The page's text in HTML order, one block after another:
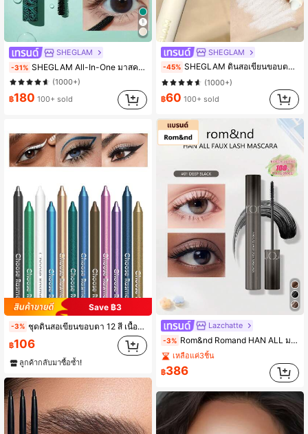
SHEGLAM
-31% SHEGLAM All-In-One มาสคาร่าเพิ่มความหนาและยาว เครื่องสำอางแบรนด์ความงามและเมคอัพสำหรับผู้หญิงและเด็กผู้หญิง
#4 ขายดี ใน การยืดตัว มาสคาร่า
(1000+)
#4 ขายดี ใน การยืดตัว มาสคาร่า
(1000+)
#4 ขายดี ใน การยืดตัว มาสคาร่า
(1000+)
฿180 100+ sold
Save ฿3
-3% ชุดดินสอเขียนขอบตา 12 สี เนื้อเนียน เม็ดสีเข้มข้น ติดทนนาน กันเลอะ สร้างลุคแต่งตาที่ประณีต เหมาะสำหรับลุคที่โดดเด่น งานปาร์ตี้ และลุคประจำวัน
฿106
ลูกค้ากลับมาซื้อซ้ำ!
SHEGLAM
-45% SHEGLAM ดินสอเขียนขอบตาสีขาวขนาดใหญ่และสว่างไสว
(1000+)
฿60 100+ sold
Lazchatte
-3% Rom&nd Romand HAN ALL มาสคาร่าขนตาปลอม เบอร์ 01 เพิ่มวอลลุ่ม ยืดขนตา งอน กันน้ำ ไม่เลอะ ไม่ซีด แปรงละเอียด เหมาะสำหรับมือใหม่ สไตล์เกาหลี Olive Young ของขวัญ
เหลือแค่3ชิ้น
฿386